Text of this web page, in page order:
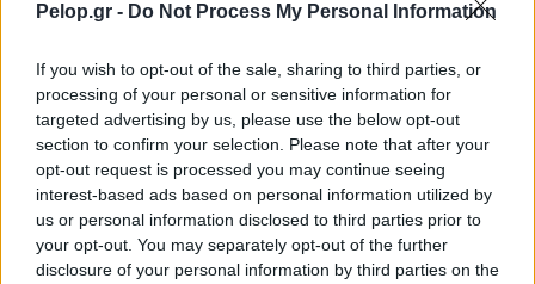
Pelop.gr - Do Not Process My Personal Information
If you wish to opt-out of the sale, sharing to third parties, or
processing of your personal or sensitive information for
targeted advertising by us, please use the below opt-out
section to confirm your selection. Please note that after your
opt-out request is processed you may continue seeing
interest-based ads based on personal information utilized by
us or personal information disclosed to third parties prior to
your opt-out. You may separately opt-out of the further
disclosure of your personal information by third parties on the
Από το Δίκτυο